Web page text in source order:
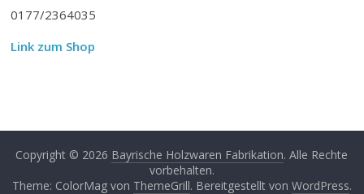
0177/2364035
Link zum Shop
Copyright © 2026 Bayrische Holzwaren Fabrikation. Alle Rechte
vorbehalten.
Theme: ColorMag von ThemeGrill. Bereitgestellt von WordPress.